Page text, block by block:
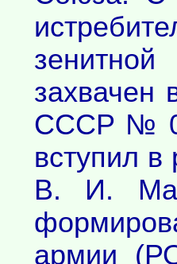
захвачен
СССР №
вступил в
В. И.
армии